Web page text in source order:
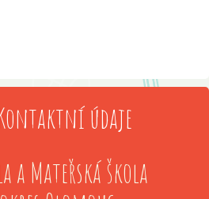
údaje
a Mateřská škola